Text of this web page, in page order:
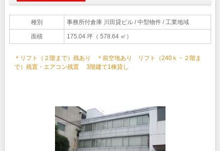
種別 事務所付倉庫 川田貸ビル / 中型物件 / 工業地域
面積 175.04 坪（ 578.64 ㎡）
＊リフト（２階まで）残あり ＊前空地あり リフト（240ｋ・２階ま
で）残置・エアコン残置 3階建て1棟貸し